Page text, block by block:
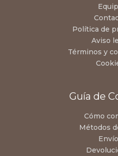
Política de
Aviso
Términos y
Guía de
Cómo
Métodos